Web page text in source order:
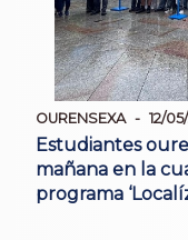
OURENSEXA 12/
Estudiantes
mañana en la
programa